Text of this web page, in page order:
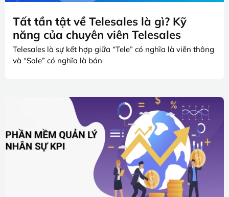
Tất tần tật về Telesales là gì? Kỹ
năng của chuyên viên Telesales
Telesales là sự kết hợp giữa “Tele” có nghĩa là viễn thông
và “Sale” có nghĩa là bán